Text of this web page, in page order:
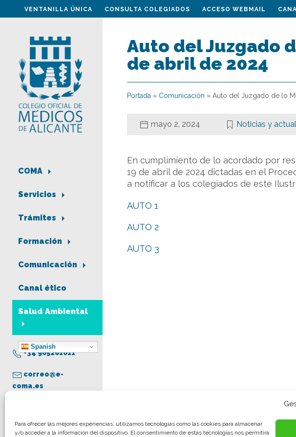
Para ofrecer las mejores experiencias, utilizamos tecnologías como las cookies para almacenar
y/o acceder a la información del dispositivo. El consentimiento de estas tecnologías nos permitirá
VENTANILLA ÚNICA CONSULTA COLEGIADOS ACCESO WEBMAIL
COMA
Servicios
Trámites
Formación
Comunicación
Canal ético
Salud Ambiental
Spanish
+34 965261011
correo@e-
coma.es
Aviso legal
Auto del Juzgado
de abril de 2024
Portada » Comunicación » Auto del Juzgado de lo
mayo 2, 2024 Noticias y
En cumplimiento de lo acordado por
19 de abril de 2024 dictadas en el
a notificar a los colegiados de este
AUTO 1
AUTO 2
AUTO 3